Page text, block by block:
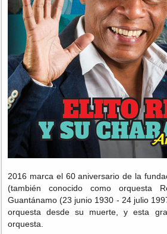
2016 marca el 60 aniversario de la
(también conocido como orquesta
Guantánamo (23 junio 1930 - 24 julio
orquesta desde su muerte, y esta
orquesta.